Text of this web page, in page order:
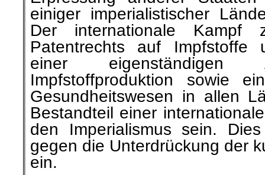
einiger imperialistischer
Der internationale Kampf
Patentrechts auf Impfstoffe
einer eigenständigen
Impfstoffproduktion sowie
Gesundheitswesen in allen
Bestandteil einer
den Imperialismus sein.
gegen die Unterdrückung der
ein.